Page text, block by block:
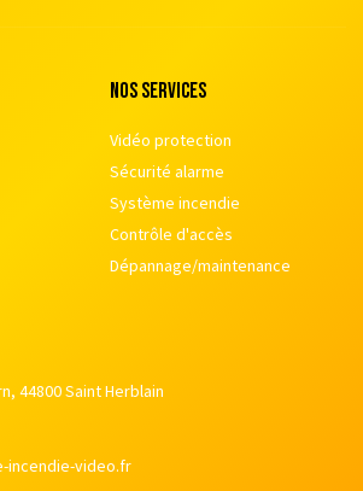
nos services
Vidéo protection
Sécurité alarme
Système incendie
Contrôle d'accès
Dépannage/maintenance
44800 Saint Herblain
incendie-video.fr